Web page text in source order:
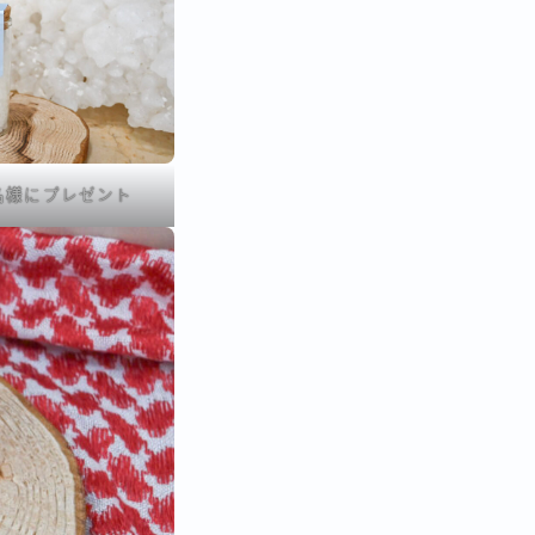
様にプレゼント